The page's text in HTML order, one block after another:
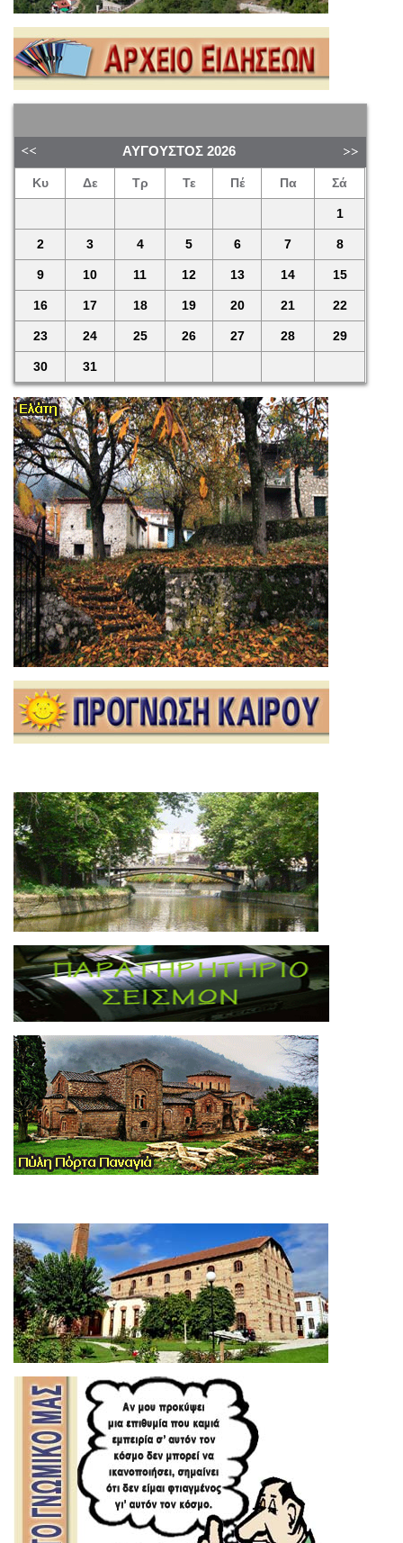
ΑΎΓΟΥΣΤΟΣ 2026
Κυ Δε Τρ Τε Πέ Πα Σά
1
2 3 4 5 6 7 8
9 10 11 12 13 14 15
16 17 18 19 20 21 22
23 24 25 26 27 28 29
30 31